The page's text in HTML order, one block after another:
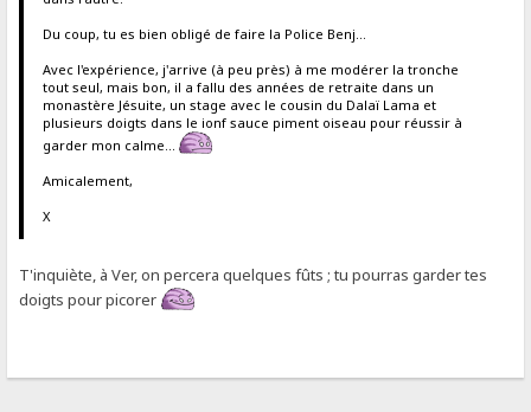
Du coup, tu es bien obligé de faire la Police Benj...
Avec l'expérience, j'arrive (à peu près) à me modérer la tronche
tout seul, mais bon, il a fallu des années de retraite dans un
monastère Jésuite, un stage avec le cousin du Dalaï Lama et
plusieurs doigts dans le ionf sauce piment oiseau pour réussir à
garder mon calme...
Amicalement,
X
T'inquiète, à Ver, on percera quelques fûts ; tu pourras garder tes
doigts pour picorer